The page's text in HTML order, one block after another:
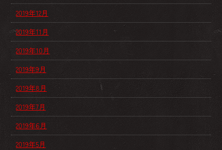
2019年12月
2019年11月
2019年10月
2019年9月
2019年8月
2019年7月
2019年6月
2019年5月